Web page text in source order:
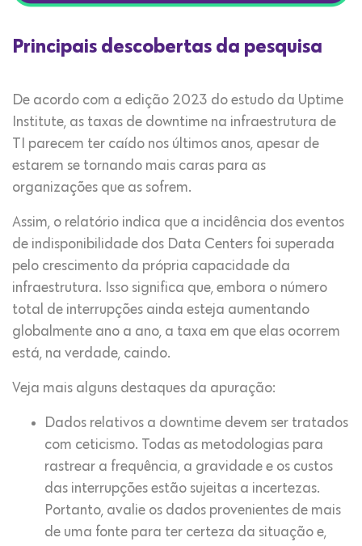
Principais descobertas da pesquisa
De acordo com a edição 2023 do estudo da Uptime
Institute, as taxas de downtime na infraestrutura de
TI parecem ter caído nos últimos anos, apesar de
estarem se tornando mais caras para as
organizações que as sofrem.
Assim, o relatório indica que a incidência dos eventos
de indisponibilidade dos Data Centers foi superada
pelo crescimento da própria capacidade da
infraestrutura. Isso significa que, embora o número
total de interrupções ainda esteja aumentando
globalmente ano a ano, a taxa em que elas ocorrem
está, na verdade, caindo.
Veja mais alguns destaques da apuração:
Dados relativos a downtime devem ser tratados
com ceticismo. Todas as metodologias para
rastrear a frequência, a gravidade e os custos
das interrupções estão sujeitas a incertezas.
Portanto, avalie os dados provenientes de mais
de uma fonte para ter certeza da situação e,